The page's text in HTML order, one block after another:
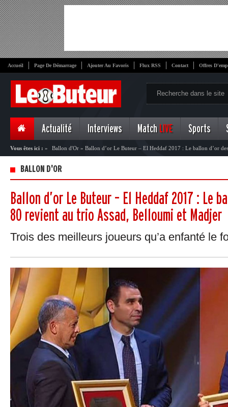
Accueil Page De Démarrage Ajouter Au Favoris Flux RSS Contact Offres
Actualité Interviews Match LIVE Sports
Vous êtes ici : » Ballon d'Or » Ballon d’or Le Buteur – El Heddaf 2017 : Le ballon d’or
et Madjer
BALLON D'OR
Ballon d’or Le Buteur – El Heddaf 2017 : Le
80 revient au trio Assad, Belloumi et Madjer
Trois des meilleurs joueurs qu’a enfanté le